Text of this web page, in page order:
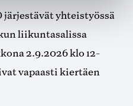
järjestävät yhteistyössä
liikuntasalissa
2.9.2026 klo 12-
vapaasti kiertäen